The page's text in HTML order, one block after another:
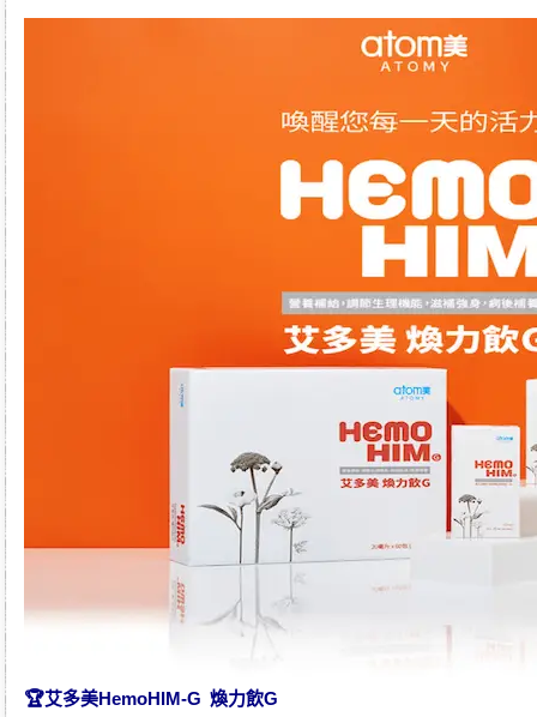
🏆艾多美HemoHIM-G 煥力飲G